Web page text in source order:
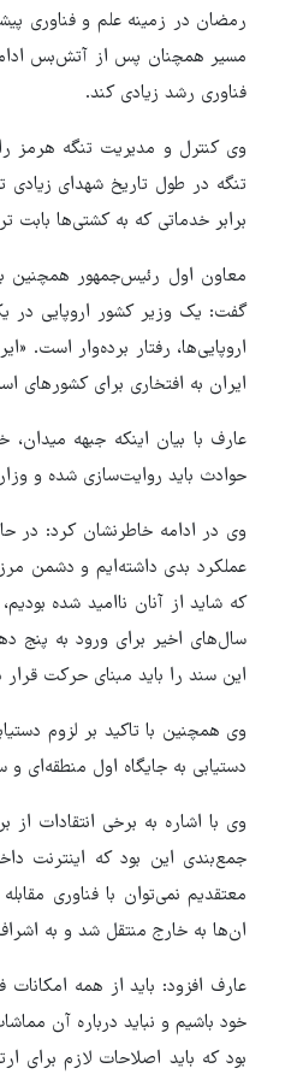
رمضان در زمینه علم و فناوری
مسیر همچنان پس از آتش‌بس
فناوری رشد زیادی کند.
وی کنترل و مدیریت تنگه هرمز
تنگه در طول تاریخ شهدای
برابر خدماتی که به کشتی‌ها بابت
معاون اول رئیس‌جمهور همچنین
گفت: یک وزیر کشور اروپایی در
اروپایی‌ها، رفتار برده‌وار است.
ایران به افتخاری برای کشورهای
عارف با بیان اینکه جبهه
حوادث باید روایت‌سازی شده و
وی در ادامه خاطرنشان کرد: در
عملکرد بدی داشته‌ایم و دشمن
که شاید از آنان ناامید شده
سال‌های اخیر برای ورود به پنج
این سند را باید مبنای حرکت قرار
وی همچنین با تاکید بر لزوم
دستیابی به جایگاه اول
وی با اشاره به برخی انتقادات
جمع‌بندی این بود که اینترنت
معتقدیم نمی‌توان با فناوری
ان‌ها به خارج منتقل شد و به
عارف افزود: باید از همه
خود باشیم و نباید درباره آن
بود که باید اصلاحات لازم برای